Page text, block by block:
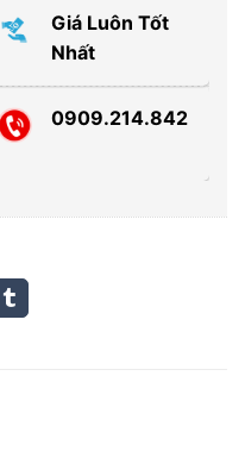
Giá Luôn Tốt
Nhất
0909.214.842